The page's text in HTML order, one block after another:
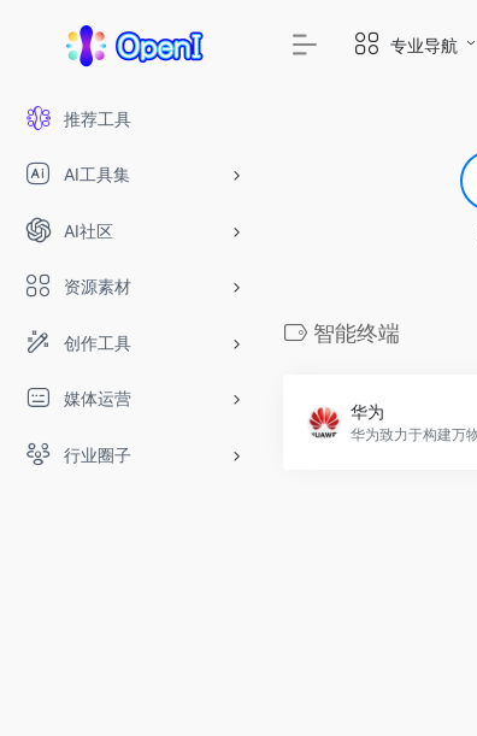
推荐工具
AI工具集
AI社区
资源素材
创作工具
媒体运营
行业圈子
专业导航
智能终端
华为